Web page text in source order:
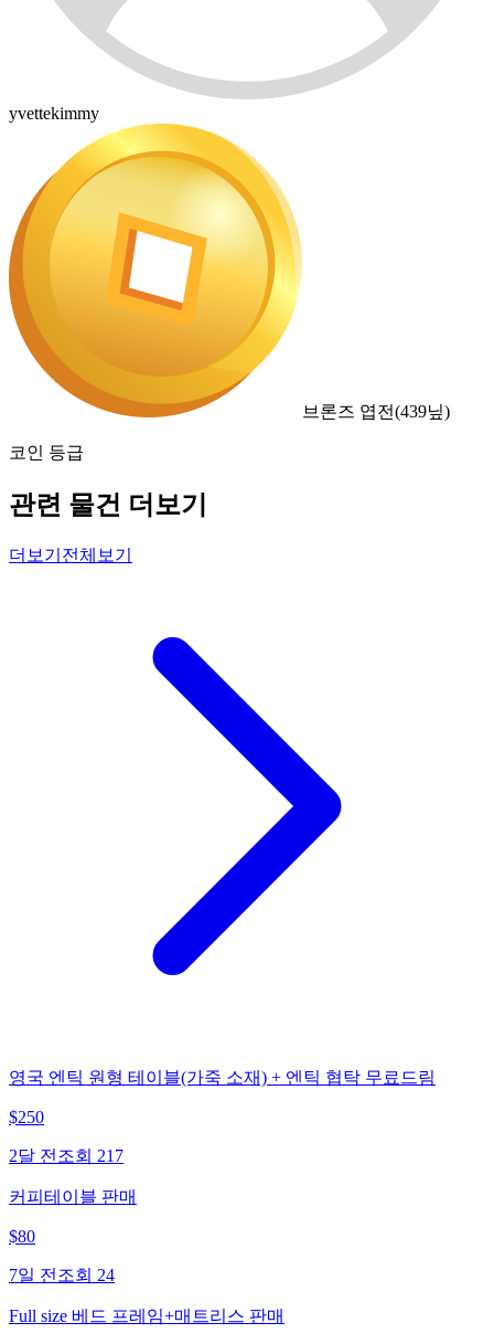
yvettekimmy
브론즈 엽전(439닢)
코인 등급
관련 물건 더보기
더보기 전체보기
영국 엔틱 원형 테이블(가죽 소재) + 엔틱 협탁 무료드림
$250
2달 전 조회 217
커피테이블 판매
$80
7일 전 조회 24
Full size 베드 프레임+매트리스 판매